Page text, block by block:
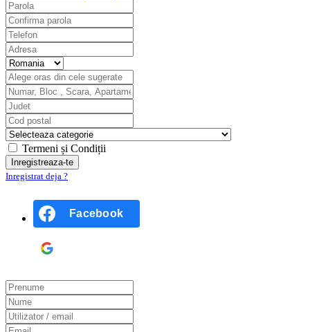
Termeni și Condiții
Inregistrat deja ?
Facebook